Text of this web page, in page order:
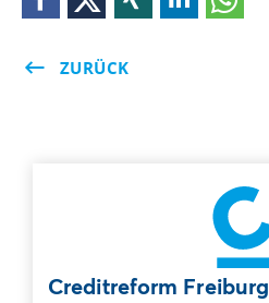
ZURÜCK
Creditreform Freiburg